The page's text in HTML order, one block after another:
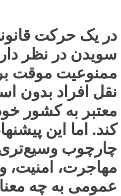
در یک حرکت
سویدن در نظر
ممنوعیت موقت
نقل افراد بدون
معتبر به کشور
کند. اما این
چارچوب وسیع‌تری
مهاجرت، امنیت،
عمومی به چه